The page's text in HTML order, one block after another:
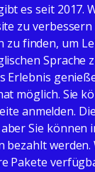
es seit 2017.
zu
zu finden, um
Sprache
Erlebnis
möglich. Sie
anmelden.
Sie können
bezahlt werden.
Pakete